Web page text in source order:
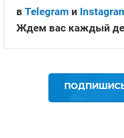
в Telegram и
Ждем вас каждый